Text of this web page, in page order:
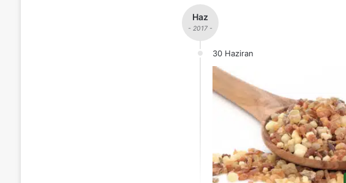
Haz
- 2017 -
30 Haziran